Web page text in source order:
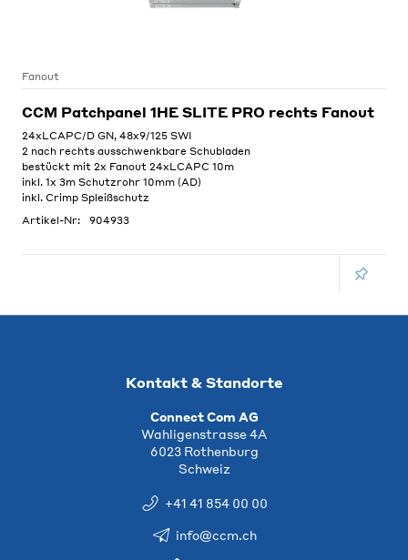
Fanout
CCM Patchpanel 1HE SLITE PRO rechts Fanout
24xLCAPC/D GN, 48x9/125 SWI
2 nach rechts ausschwenkbare Schubladen
bestückt mit 2x Fanout 24xLCAPC 10m
inkl. 1x 3m Schutzrohr 10mm (AD)
inkl. Crimp Spleißschutz
Artikel-Nr:
904933
Kontakt & Standorte
Connect Com AG
Wahligenstrasse 4A
6023 Rothenburg
Schweiz
+41 41 854 00 00
info@ccm.ch